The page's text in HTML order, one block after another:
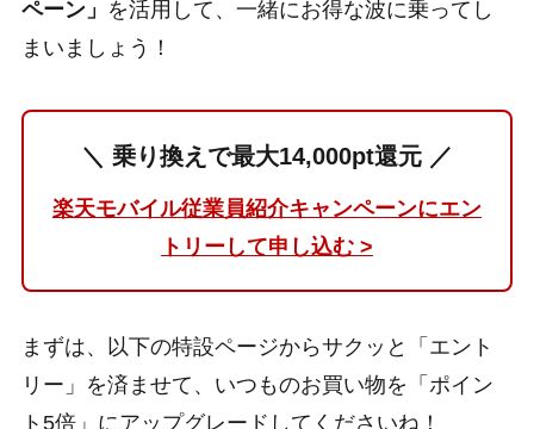
ペーン」 を活用して、一緒にお得な波に乗ってし
まいましょう！
＼ 乗り換えで最大14,000pt還元 ／
楽天モバイル従業員紹介キャンペーンにエン
トリーして申し込む >
まずは、以下の特設ページからサクッと「エント
リー」を済ませて、いつものお買い物を「ポイン
ト5倍」にアップグレードしてくださいね！